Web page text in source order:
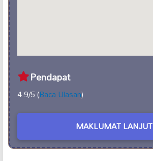
Pendapat
4.9/5 (Baca Ulasan)
MAKLUMAT LANJUT